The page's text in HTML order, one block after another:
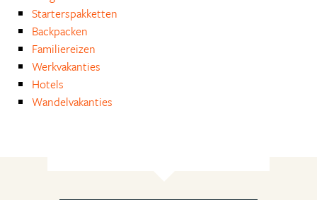
Starterspakketten
Backpacken
Familiereizen
Werkvakanties
Hotels
Wandelvakanties